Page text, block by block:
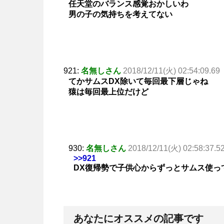
任天堂のバランス感覚おかしいわ
男の子の気持ちを考えてない
921: 名無しさん 2018/12/11(火) 02:54:09.69
てかサムスDX除いて毎回最下層じゃね
猿は毎回最上位だけど
930: 名無しさん 2018/12/11(火) 02:58:37.52
>>921
DX復帰勢で子供心からずっとサムス使っ
あなたにオススメの記事です